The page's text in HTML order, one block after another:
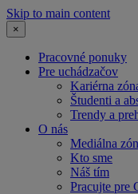
Skip to main content
×
Pracovné ponuky
Pre uchádzačov
Kariérna
Študenti a
Trendy a
O nás
Mediálna
Kto sme
Náš tím
Pracujte pre